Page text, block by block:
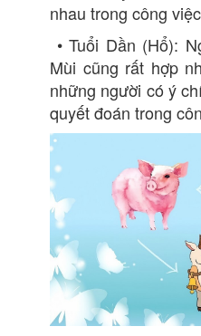
nhau trong công
• Tuổi Dần (Hổ):
Mùi cũng rất hợp
những người có ý
quyết đoán trong